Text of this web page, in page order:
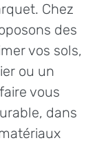
Chez
des
vos sols,
ou un
vous
dans